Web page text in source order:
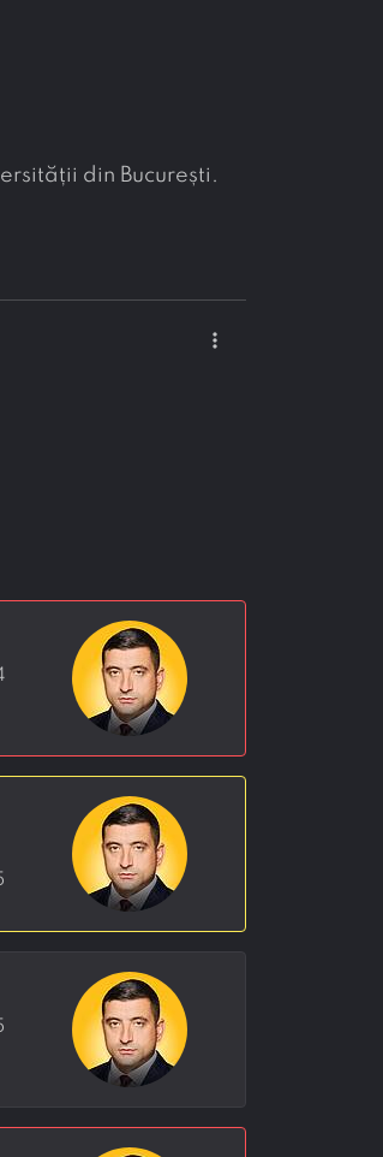
din București.
more_vert